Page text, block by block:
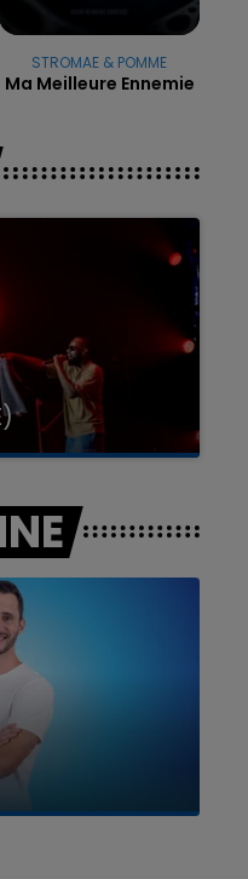
STROMAE & POMME
Ma Meilleure Ennemie